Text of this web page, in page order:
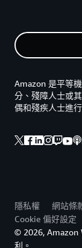
Amazon 是平等
分、殘障人士或
偶和殘疾人士進行
隱私權 網站條
Cookie 偏好設定
© 2026, Amazon
利。